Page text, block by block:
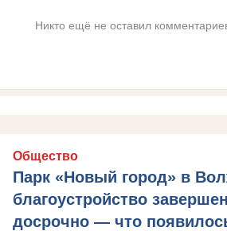
Никто ещё не оставил
Общество
Парк «Новый город» в
благоустройство
досрочно — что